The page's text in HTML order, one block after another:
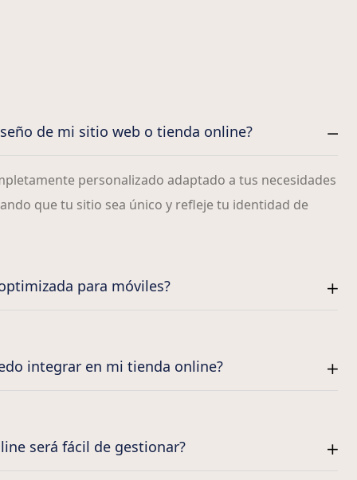
de mi sitio web o tienda online?
personalizado adaptado a tus necesidades
que tu sitio sea único y refleje tu identidad de
para móviles?
integrar en mi tienda online?
será fácil de gestionar?